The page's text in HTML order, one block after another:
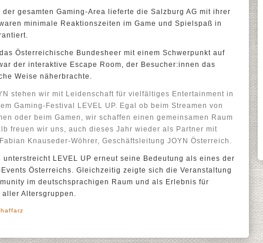
gesamten Gaming-Area lieferte die Salzburg AG mit ihrer
minimale Reaktionszeiten im Game und Spielspaß in
Österreichische Bundesheer mit einem Schwerpunkt auf
der interaktive Escape Room, der Besucher:innen das
Weise näherbrachte.
stehen wir mit Leidenschaft für vielfältiges Entertainment in
Gaming-Festival LEVEL UP. Egal ob beim Streamen von
oder beim Gamen, wir schaffen einen gemeinsamen Raum
freuen wir uns, auch dieses Jahr wieder als Partner mit
Knauseder-Wöhrer, Geschäftsleitung JOYN Österreich.
LEVEL UP erneut seine Bedeutung als eines der
Österreichs. Gleichzeitig zeigte sich die Veranstaltung
im deutschsprachigen Raum und als Erlebnis für
Altersgruppen.